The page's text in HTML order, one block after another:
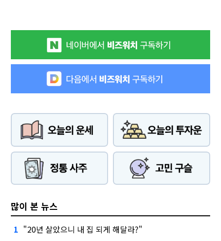
많이 본 뉴스
1 "20년 살았으니 내 집 되게 해달라?"